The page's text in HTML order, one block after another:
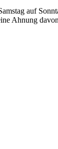
auf
Ahnung